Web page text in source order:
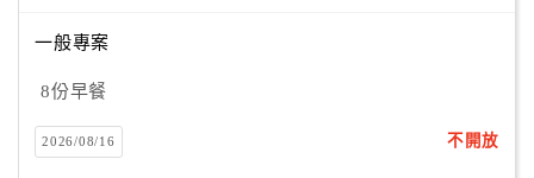
員
戶
一般專案
8份早餐
2026/08/16 不開放